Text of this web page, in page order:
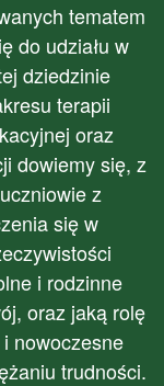
tematem
do udziału w
dziedzinie
terapii
oraz
dowiemy się, z
z
się w
i rodzinne
oraz jaką rolę
nowoczesne
trudności.